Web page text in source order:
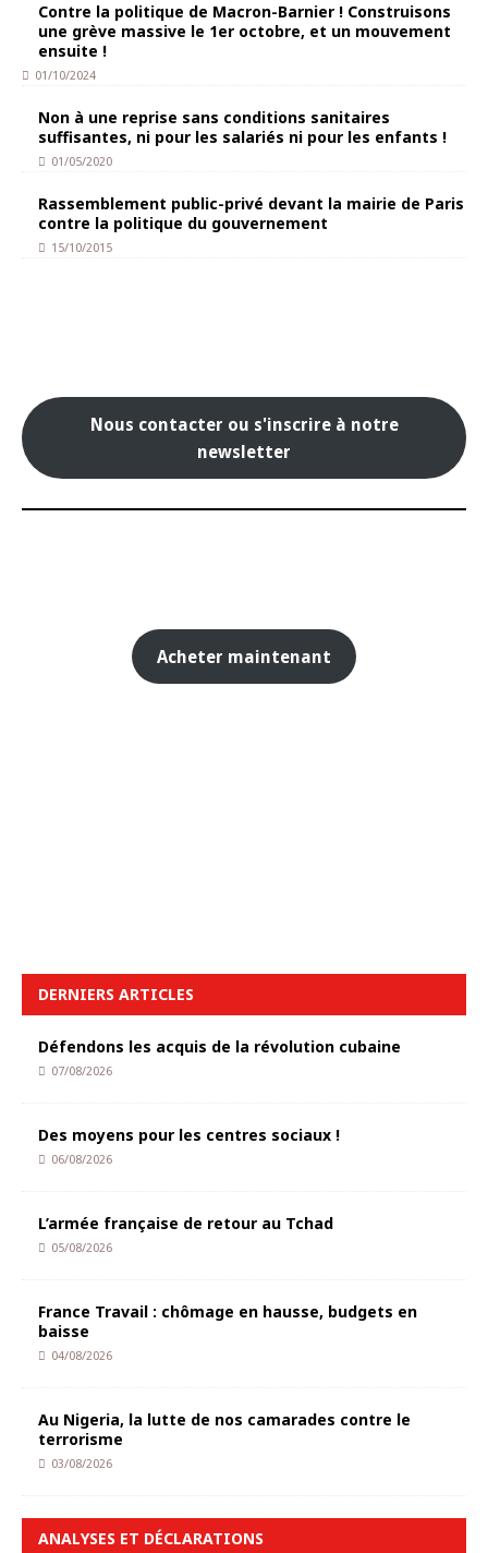
Contre la politique de Macron-Barnier ! Construisons
une grève massive le 1er octobre, et un mouvement
ensuite !
01/10/2024
Non à une reprise sans conditions sanitaires
suffisantes, ni pour les salariés ni pour les enfants !
01/05/2020
Rassemblement public-privé devant la mairie de Paris
contre la politique du gouvernement
15/10/2015
Nous contacter ou s'inscrire à notre
newsletter
Acheter maintenant
DERNIERS ARTICLES
Défendons les acquis de la révolution cubaine
07/08/2026
Des moyens pour les centres sociaux !
06/08/2026
L’armée française de retour au Tchad
05/08/2026
France Travail : chômage en hausse, budgets en
baisse
04/08/2026
Au Nigeria, la lutte de nos camarades contre le
terrorisme
03/08/2026
ANALYSES ET DÉCLARATIONS